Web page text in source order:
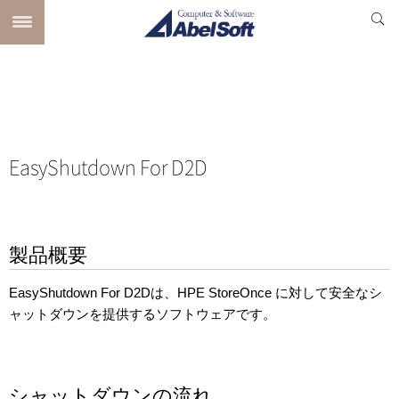
EasyShutdown For D2D
製品概要
EasyShutdown For D2Dは、HPE StoreOnce に対して安全なシ
ャットダウンを提供するソフトウェアです。